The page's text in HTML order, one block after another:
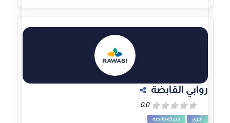
روابي القابضة
أخرى شركة قابضة